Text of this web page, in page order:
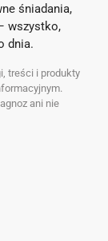
śniadania,
wszystko,
dnia.
treści i produkty
ani nie